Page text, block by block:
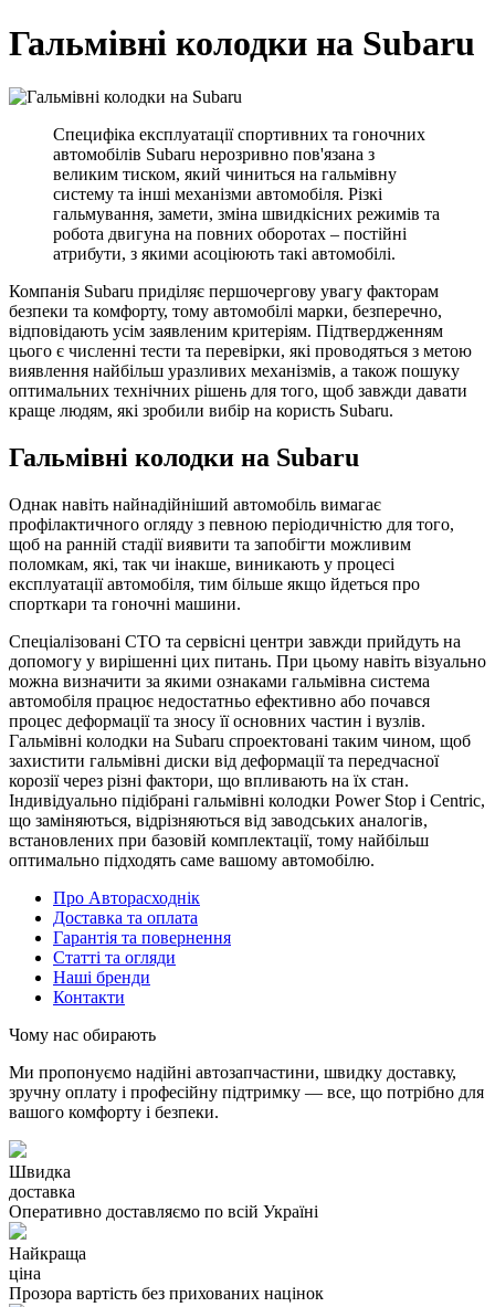
Гальмівні колодки на Subaru
Специфіка експлуатації спортивних та гоночних
автомобілів Subaru нерозривно пов'язана з
великим тиском, який чиниться на гальмівну
систему та інші механізми автомобіля. Різкі
гальмування, замети, зміна швидкісних режимів та
робота двигуна на повних оборотах – постійні
атрибути, з якими асоціюють такі автомобілі.
Компанія Subaru приділяє першочергову увагу факторам
безпеки та комфорту, тому автомобілі марки, безперечно,
відповідають усім заявленим критеріям. Підтвердженням
цього є численні тести та перевірки, які проводяться з метою
виявлення найбільш уразливих механізмів, а також пошуку
оптимальних технічних рішень для того, щоб завжди давати
краще людям, які зробили вибір на користь Subaru.
Гальмівні колодки на Subaru
Однак навіть найнадійніший автомобіль вимагає
профілактичного огляду з певною періодичністю для того,
щоб на ранній стадії виявити та запобігти можливим
поломкам, які, так чи інакше, виникають у процесі
експлуатації автомобіля, тим більше якщо йдеться про
спорткари та гоночні машини.
Спеціалізовані СТО та сервісні центри завжди прийдуть на
допомогу у вирішенні цих питань. При цьому навіть візуально
можна визначити за якими ознаками гальмівна система
автомобіля працює недостатньо ефективно або почався
процес деформації та зносу її основних частин і вузлів.
Гальмівні колодки на Subaru спроектовані таким чином, щоб
захистити гальмівні диски від деформації та передчасної
корозії через різні фактори, що впливають на їх стан.
Індивідуально підібрані гальмівні колодки Power Stop і Centric,
що заміняються, відрізняються від заводських аналогів,
встановлених при базовій комплектації, тому найбільш
оптимально підходять саме вашому автомобілю.
Про Авторасходнік
Доставка та оплата
Гарантія та повернення
Статті та огляди
Наші бренди
Контакти
Чому нас обирають
Ми пропонуємо надійні автозапчастини, швидку доставку,
зручну оплату і професійну підтримку — все, що потрібно для
вашого комфорту і безпеки.
Швидка
доставка
Оперативно доставляємо по всій Україні
Найкраща
ціна
Прозора вартість без прихованих націнок